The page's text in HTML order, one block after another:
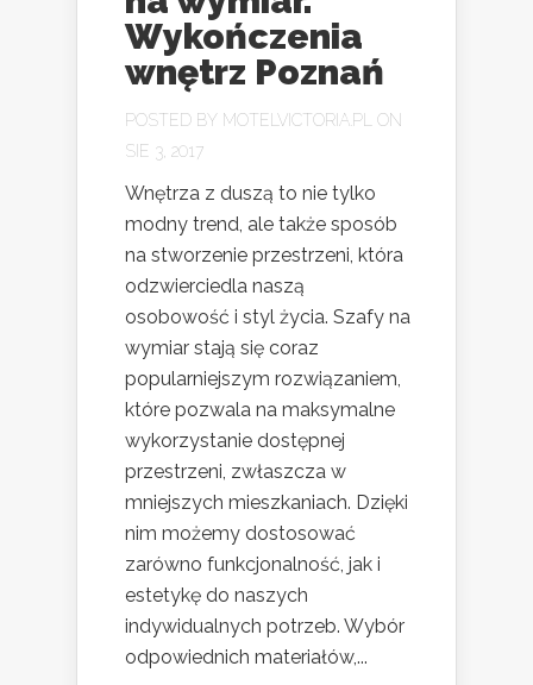
Wykończenia
wnętrz Poznań
POSTED BY MOTELVICTORIA.PL ON
SIE 3, 2017
Wnętrza z duszą to nie tylko
modny trend, ale także sposób
na stworzenie przestrzeni, która
odzwierciedla naszą
osobowość i styl życia. Szafy na
wymiar stają się coraz
popularniejszym rozwiązaniem,
które pozwala na maksymalne
wykorzystanie dostępnej
przestrzeni, zwłaszcza w
mniejszych mieszkaniach. Dzięki
nim możemy dostosować
zarówno funkcjonalność, jak i
estetykę do naszych
indywidualnych potrzeb. Wybór
odpowiednich materiałów,...